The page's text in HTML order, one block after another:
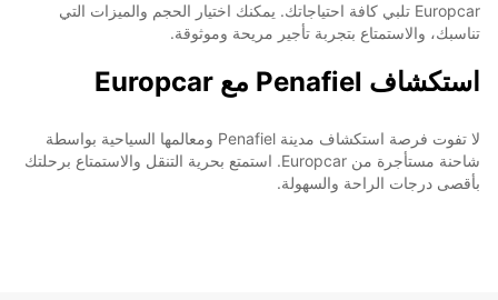
Europcar تلبي كافة احتياجاتك. يمكنك اختيار الحجم والميزات التي
تناسبك، والاستمتاع بتجربة تأجير مريحة وموثوقة.
استكشاف Penafiel مع Europcar
لا تفوت فرصة استكشاف مدينة Penafiel ومعالمها السياحية بواسطة
شاحنة مستأجرة من Europcar. استمتع بحرية التنقل والاستمتاع برحلتك
بأقصى درجات الراحة والسهولة.